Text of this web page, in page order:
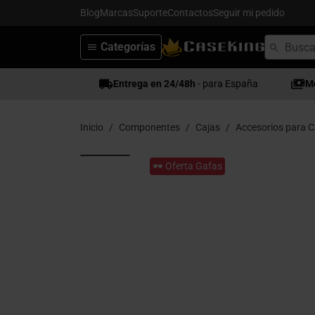
BlogMarcasSuporteContactosSeguir mi pedido
Categorías
Entrega en 24/48h - para España
Inicio Componentes Cajas Accesorios para
🕶️ Oferta Gafas